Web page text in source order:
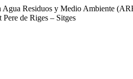
Residuos y Medio Ambiente
de Riges – Sitges